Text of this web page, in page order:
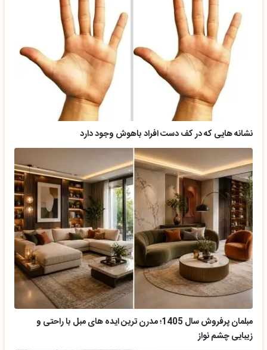
نشانه هایی که در کف دست افراد باهوش وجود دارد
مبلمان پرفروش سال 1405؛ مدرن ترین ایده های مبل با راحتی و
زیبایی چشم نواز